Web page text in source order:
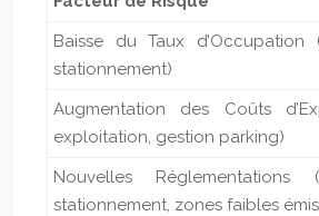
Baisse du Taux
stationnement)
Augmentation des Coûts
exploitation, gestion parking)
Nouvelles Réglementations
stationnement, zones faibles